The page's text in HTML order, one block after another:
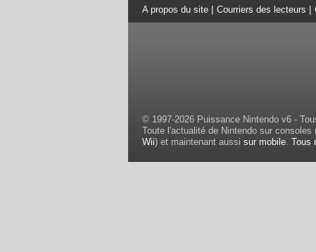
A propos du site Courriers des lecteurs
© 1997-2026 Puissance Nintendo v6 -
Toute l'actualité de Nintendo sur consoles
Wii) et maintenant aussi sur mobile. Tous